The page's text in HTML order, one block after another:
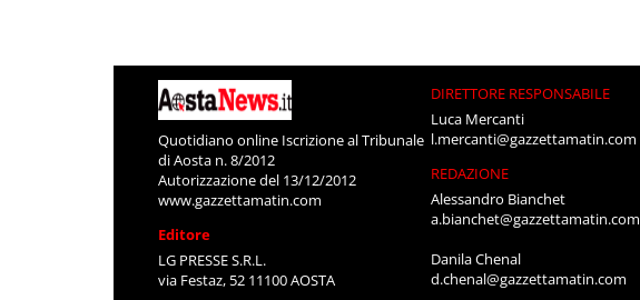
Quotidiano online Iscrizione al Tribunale
di Aosta n. 8/2012
Autorizzazione del 13/12/2012
www.gazzettamatin.com
Editore
LG PRESSE S.R.L.
via Festaz, 52 11100 AOSTA
DIRETTORE RESPONSABILE
Luca Mercanti
l.mercanti@gazzettamatin.com
REDAZIONE
Alessandro Bianchet
a.bianchet@gazzettamatin.com
Danila Chenal
d.chenal@gazzettamatin.com